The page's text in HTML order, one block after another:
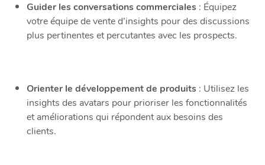
Guider les conversations commerciales : Équipez
votre équipe de vente d’insights pour des discussions
plus pertinentes et percutantes avec les prospects.
Orienter le développement de produits : Utilisez les
insights des avatars pour prioriser les fonctionnalités
et améliorations qui répondent aux besoins des
clients.